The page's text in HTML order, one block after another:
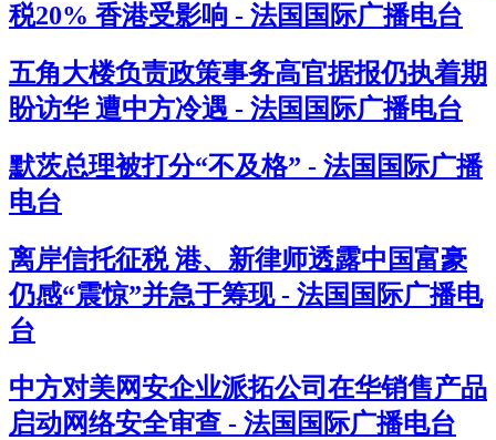
税20% 香港受影响 - 法国国际广播电台
五角大楼负责政策事务高官据报仍执着期
盼访华 遭中方冷遇 - 法国国际广播电台
默茨总理被打分“不及格” - 法国国际广播
电台
离岸信托征税 港、新律师透露中国富豪
仍感“震惊”并急于筹现 - 法国国际广播电
台
中方对美网安企业派拓公司在华销售产品
启动网络安全审查 - 法国国际广播电台